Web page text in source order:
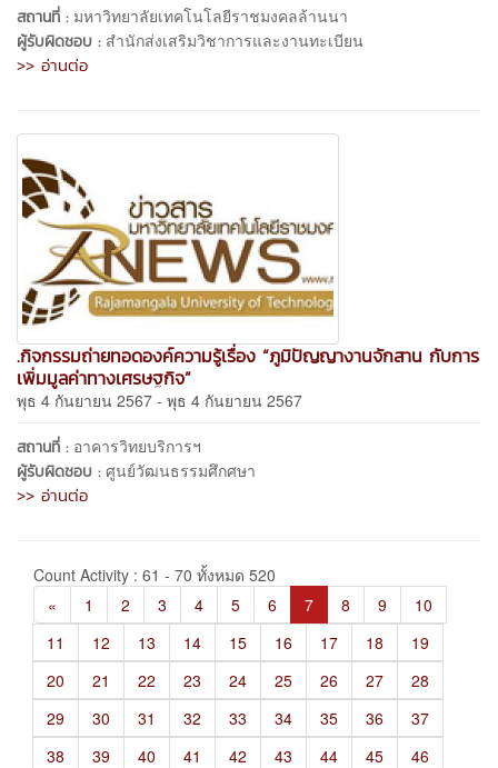
สถานที่ : มหาวิทยาลัยเทคโนโลยีราชมงคลล้านนา
ผู้รับผิดชอบ : สำนักส่งเสริมวิชาการและงานทะเบียน
>> อ่านต่อ
.กิจกรรมถ่ายทอดองค์ความรู้เรื่อง “ภูมิปัญญางานจักสาน กับการ
เพิ่มมูลค่าทางเศรษฐกิจ”
พุธ 4 กันยายน 2567 - พุธ 4 กันยายน 2567
สถานที่ : อาคารวิทยบริการฯ
ผู้รับผิดชอบ : ศูนย์วัฒนธรรมศึกศษา
>> อ่านต่อ
Count Activity : 61 - 70 ทั้งหมด 520
«
1 2 3 4 5 6 7 8 9
10
11
12 13 14 15 16 17 18
19
20
21 22 23 24 25 26 27
28
29
30 31 32 33 34 35 36
37
38
39 40 41 42 43 44 45
46